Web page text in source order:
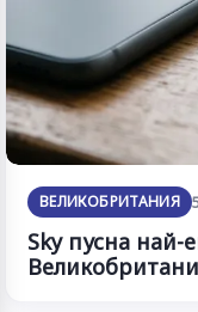
ВЕЛИКОБРИТАНИЯ
Sky пусна